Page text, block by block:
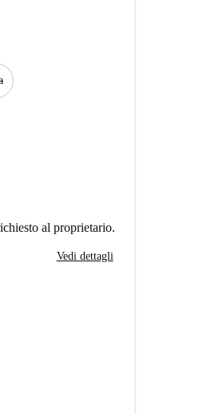
al proprietario.
Vedi dettagli